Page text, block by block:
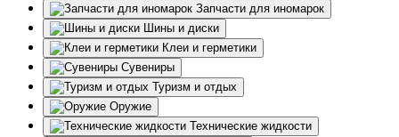
Запчасти для иномарок
Шины и диски
Клеи и герметики
Сувениры
Туризм и отдых
Оружие
Технические жидкости